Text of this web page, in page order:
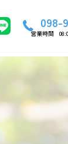
098-
営業時間